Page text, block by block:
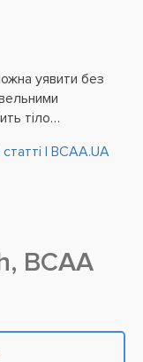
уявити без
тіло
| BCAA.UA
BCAA